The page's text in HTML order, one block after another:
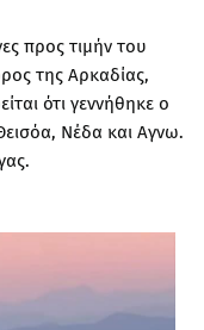
προς τιμήν του
της Αρκαδίας,
ότι γεννήθηκε ο
Νέδα και Αγνω.